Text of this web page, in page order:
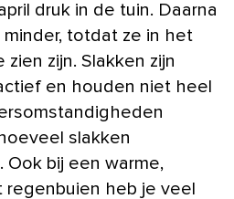
druk in de tuin. Daarna
totdat ze in het
zijn. Slakken zijn
en houden niet heel
slakken
bij een warme,
heb je veel